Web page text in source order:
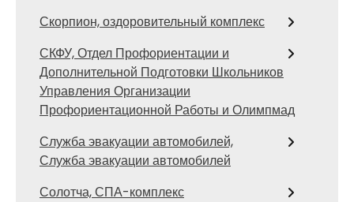
Скорпион, оздоровительный комплекс
СКФУ, Отдел Профориентации и
Дополнительной Подготовки Школьников
Управления Организации
Профориентационной Работы и Олимпмад
Служба эвакуации автомобилей,
Служба эвакуации автомобилей
Солотча, СПА-комплекс